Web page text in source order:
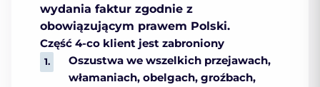
wydania faktur zgodnie z
obowiązującym prawem Polski.
Część 4-co klient jest zabroniony
Oszustwa we wszelkich przejawach,
włamaniach, obelgach, groźbach,